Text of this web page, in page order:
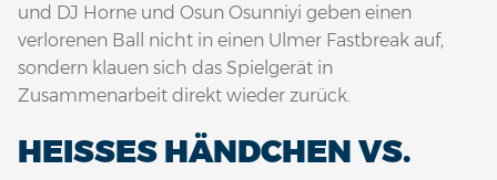
und DJ Horne und Osun Osunniyi geben einen
verlorenen Ball nicht in einen Ulmer Fastbreak auf,
sondern klauen sich das Spielgerät in
Zusammenarbeit direkt wieder zurück.
HEISSES HÄNDCHEN VS. D